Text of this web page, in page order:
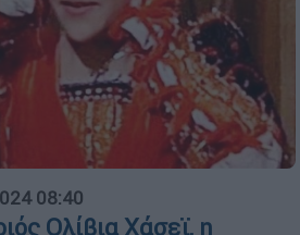
08:40
Ολίβια Χάσεϊ, η